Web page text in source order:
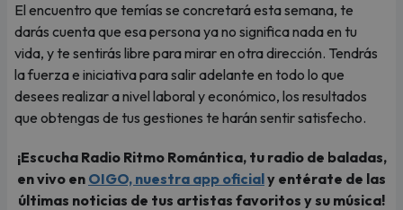
El encuentro que temías se concretará esta semana, te
darás cuenta que esa persona ya no significa nada en tu
vida, y te sentirás libre para mirar en otra dirección. Tendrás
la fuerza e iniciativa para salir adelante en todo lo que
desees realizar a nivel laboral y económico, los resultados
que obtengas de tus gestiones te harán sentir satisfecho.
¡Escucha Radio Ritmo Romántica, tu radio de baladas,
en vivo en OIGO, nuestra app oficialy entérate de las
últimas noticias de tus artistas favoritos y su música!